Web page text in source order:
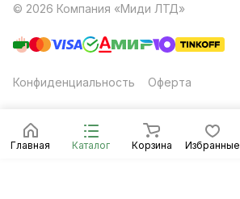
Главная Каталог Корзина Избранные
© 2026 Компания «Миди ЛТД»
Конфиденциальность Оферта